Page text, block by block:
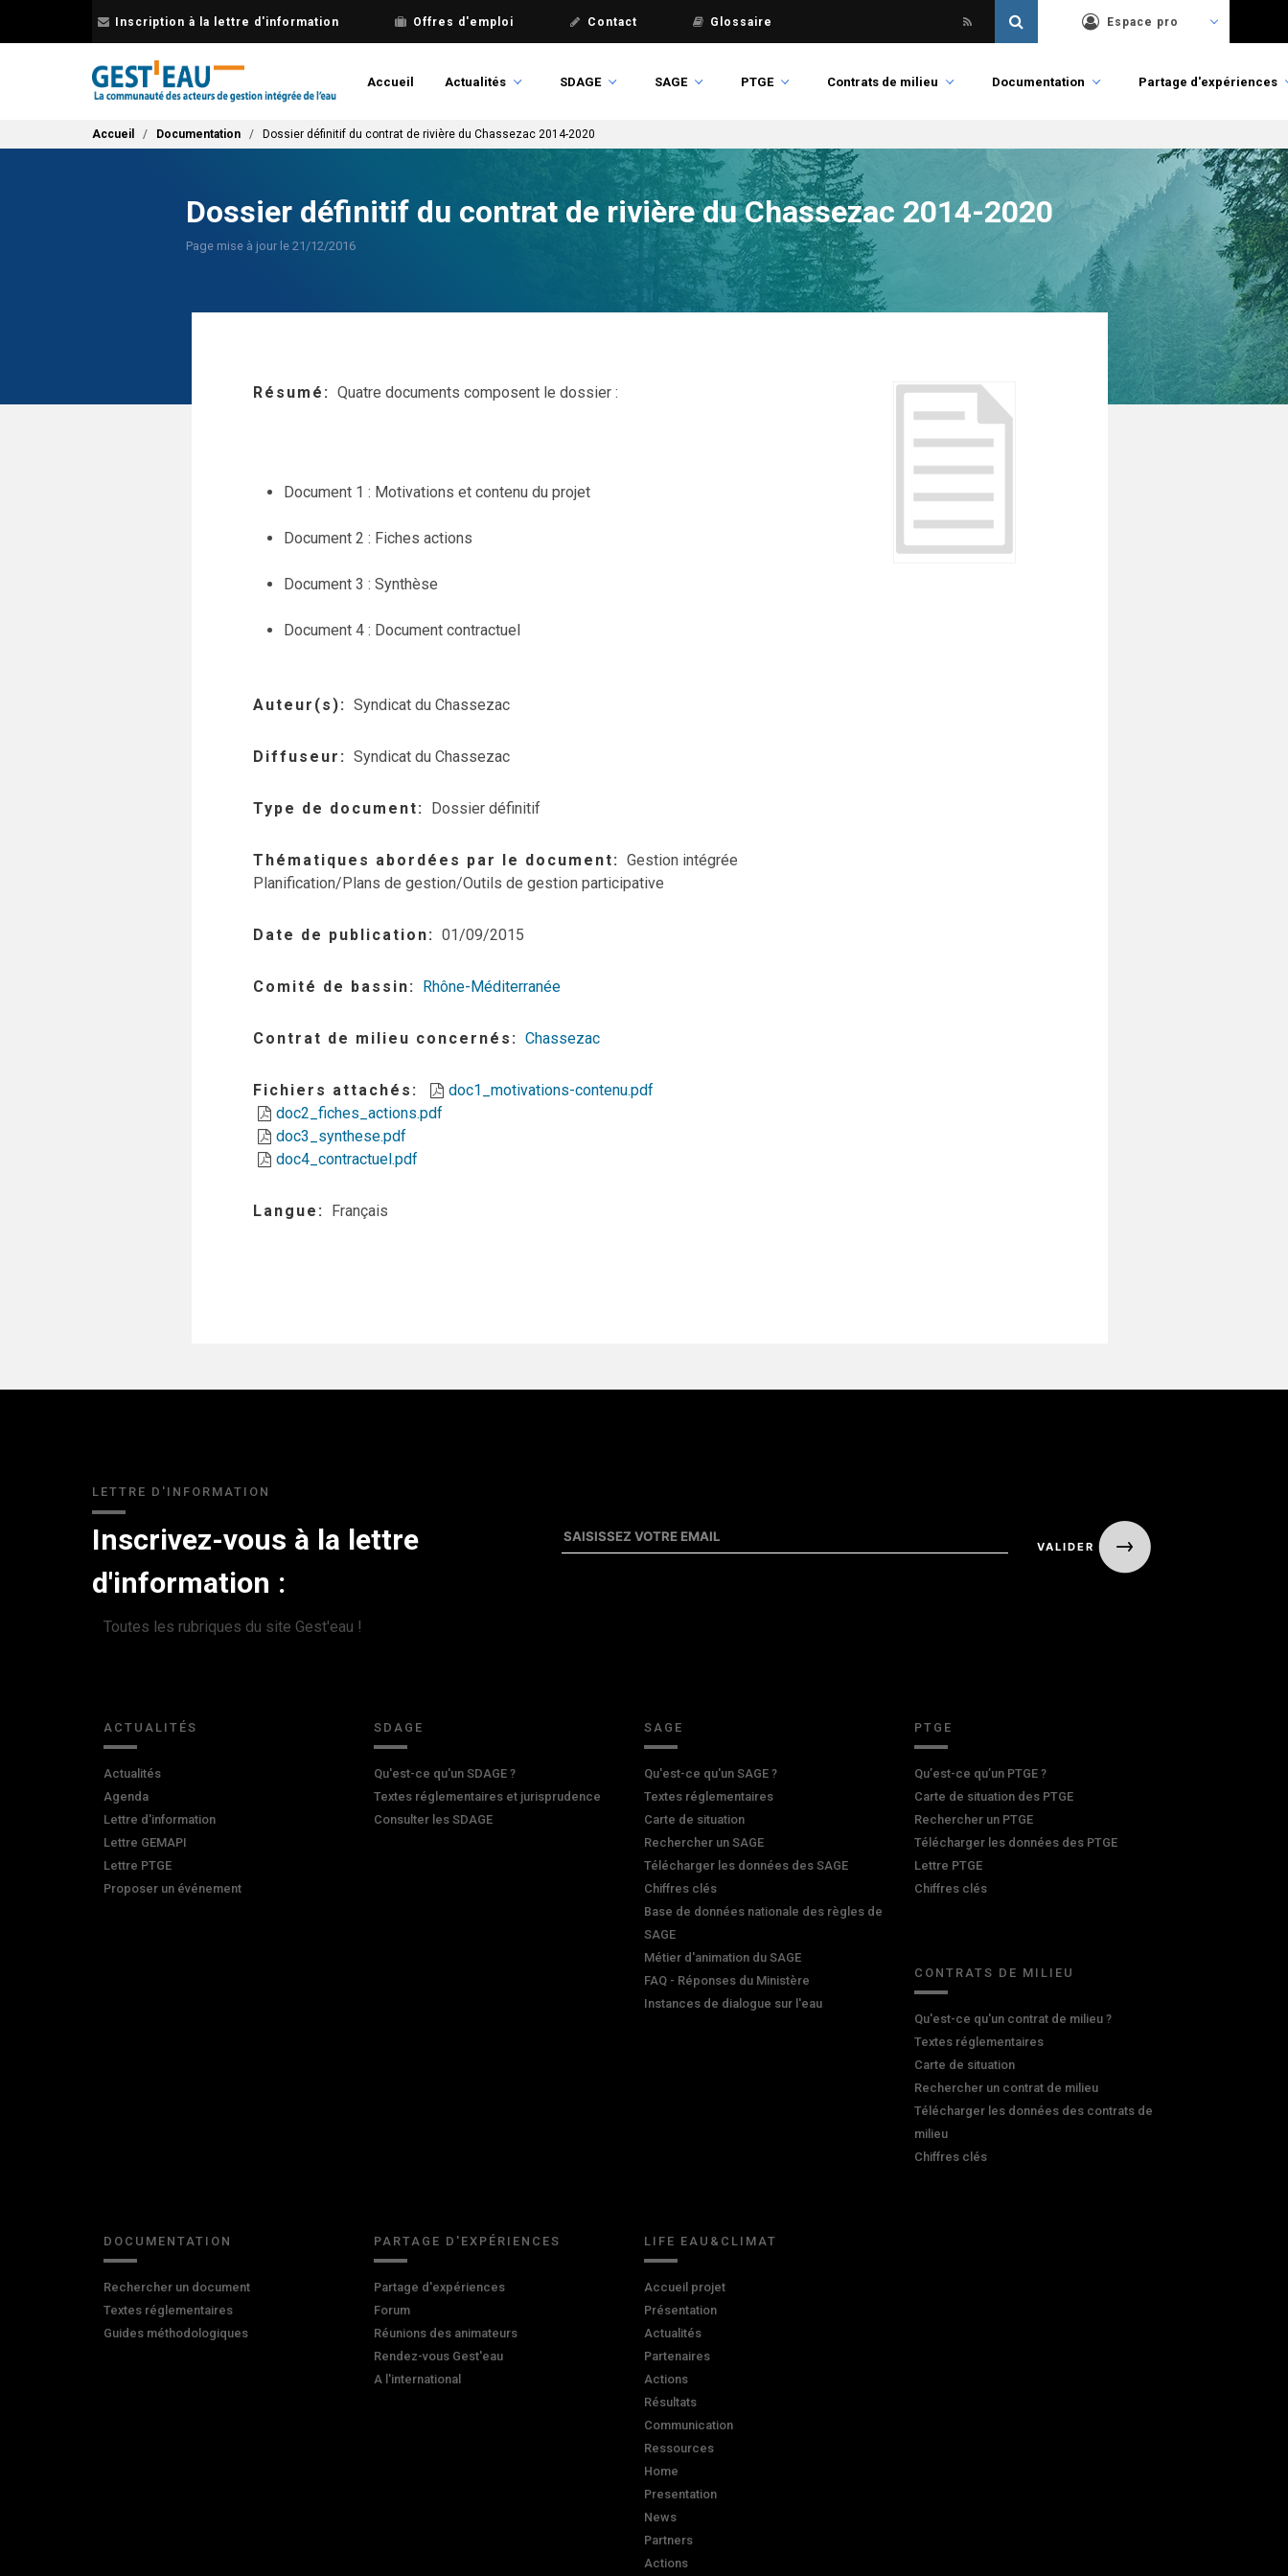
Inscription à la lettre d'information Offres d'emploi Contact Glossaire Espace pro
Accueil Actualités SDAGE SAGE PTGE Contrats de milieu Documentation Partage d'expériences
Fil d'Ariane
Accueil Documentation Dossier définitif du contrat de rivière du Chassezac 2014-2020
Dossier définitif du contrat de rivière du Chassezac 2014-2020
Page mise à jour le 21/12/2016
Résumé Quatre documents composent le dossier :
Document 1 : Motivations et contenu du projet
Document 2 : Fiches actions
Document 3 : Synthèse
Document 4 : Document contractuel
Auteur(s) Syndicat du Chassezac
Diffuseur Syndicat du Chassezac
Type de document Dossier définitif
Thématiques abordées par le document
Gestion intégrée
Planification/Plans de gestion/Outils de gestion participative
Date de publication 01/09/2015
Comité de bassin Rhône-Méditerranée
Contrat de milieu concernés Chassezac
Fichiers attachés
doc1_motivations-contenu.pdf
doc2_fiches_actions.pdf
doc3_synthese.pdf
doc4_contractuel.pdf
Langue Français
LETTRE D'INFORMATION
Inscrivez-vous à la lettre
d'information :
Toutes les rubriques du site Gest'eau !
ACTUALITÉS
Actualités
Agenda
Lettre d'information
Lettre GEMAPI
Lettre PTGE
Proposer un événement
SDAGE
Qu'est-ce qu'un SDAGE ?
Textes réglementaires et jurisprudence
Consulter les SDAGE
SAGE
Qu'est-ce qu'un SAGE ?
Textes réglementaires
Carte de situation
Rechercher un SAGE
Télécharger les données des SAGE
Chiffres clés
Base de données nationale des règles de
SAGE
Métier d'animation du SAGE
FAQ - Réponses du Ministère
Instances de dialogue sur l'eau
PTGE
Qu’est-ce qu’un PTGE ?
Carte de situation des PTGE
Rechercher un PTGE
Télécharger les données des PTGE
Lettre PTGE
Chiffres clés
CONTRATS DE MILIEU
Qu'est-ce qu'un contrat de milieu ?
Textes réglementaires
Carte de situation
Rechercher un contrat de milieu
Télécharger les données des contrats de
milieu
Chiffres clés
DOCUMENTATION
Rechercher un document
Textes réglementaires
Guides méthodologiques
PARTAGE D'EXPÉRIENCES
Partage d'expériences
Forum
Réunions des animateurs
Rendez-vous Gest'eau
A l'international
LIFE EAU&CLIMAT
Accueil projet
Présentation
Actualités
Partenaires
Actions
Résultats
Communication
Ressources
Home
Presentation
News
Partners
Actions